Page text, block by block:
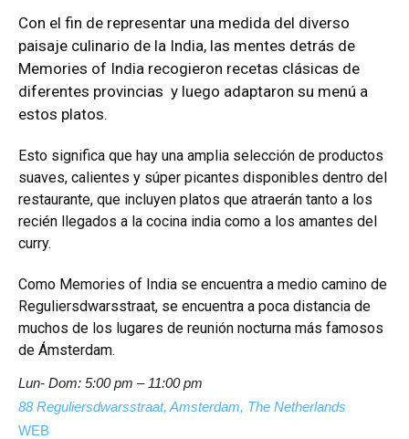
Con el fin de representar una medida del diverso
paisaje culinario de la India, las mentes detrás de
Memories of India recogieron recetas clásicas de
diferentes provincias y luego adaptaron su menú a
estos platos.
Esto significa que hay una amplia selección de productos
suaves, calientes y súper picantes disponibles dentro del
restaurante, que incluyen platos que atraerán tanto a los
recién llegados a la cocina india como a los amantes del
curry.
Como Memories of India se encuentra a medio camino de
Reguliersdwarsstraat, se encuentra a poca distancia de
muchos de los lugares de reunión nocturna más famosos
de Ámsterdam.
Lun- Dom: 5:00 pm – 11:00 pm
88 Reguliersdwarsstraat, Amsterdam, The Netherlands
WEB